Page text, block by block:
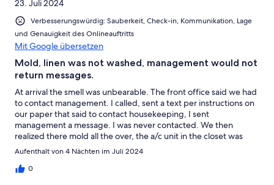
every time. Saying all of this, we will be back next year, hopefully
with our kids and grandkids.
23. Juli 2024
Verbesserungswürdig: Sauberkeit, Check-in, Kommunikation, Lage
und Genauigkeit des Onlineauftritts
Mit Google übersetzen
Mold, linen was not washed, management would not
return messages.
At arrival the smell was unbearable. The front office said we had
to contact management. I called, sent a text per instructions on
our paper that said to contact housekeeping, I sent
management a message. I was never contacted. We then
realized there mold all the over, the a/c unit in the closet was
leaking and mold all over the shelf, the shelf was about to break,
over them. The sheets were covered in sand. One day we came
Aufenthalt von 4 Nächten im Juli 2024
0